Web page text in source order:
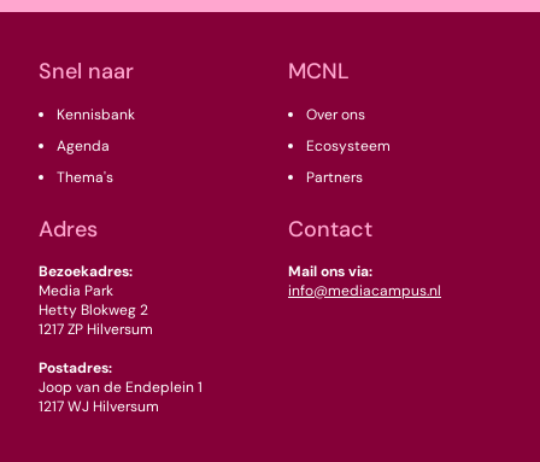
Snel naar
Kennisbank
Agenda
Thema's
MCNL
Over ons
Ecosysteem
Partners
Adres
Bezoekadres:
Media Park
Hetty Blokweg 2
1217 ZP Hilversum
Postadres:
Joop van de Endeplein 1
1217 WJ Hilversum
Contact
Mail ons via:
info@mediacampus.nl